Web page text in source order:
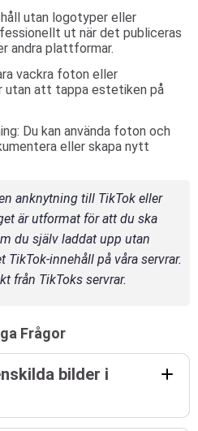
utan logotyper eller
ut när det publiceras
andra plattformar.
vackra foton eller
utan att tappa estetiken på
Du kan använda foton och
eller skapa nytt
anknytning till TikTok eller
är utformat för att du ska
du själv laddat upp utan
innehåll på våra servrar.
från TikToks servrar.
Frågor
bilder i